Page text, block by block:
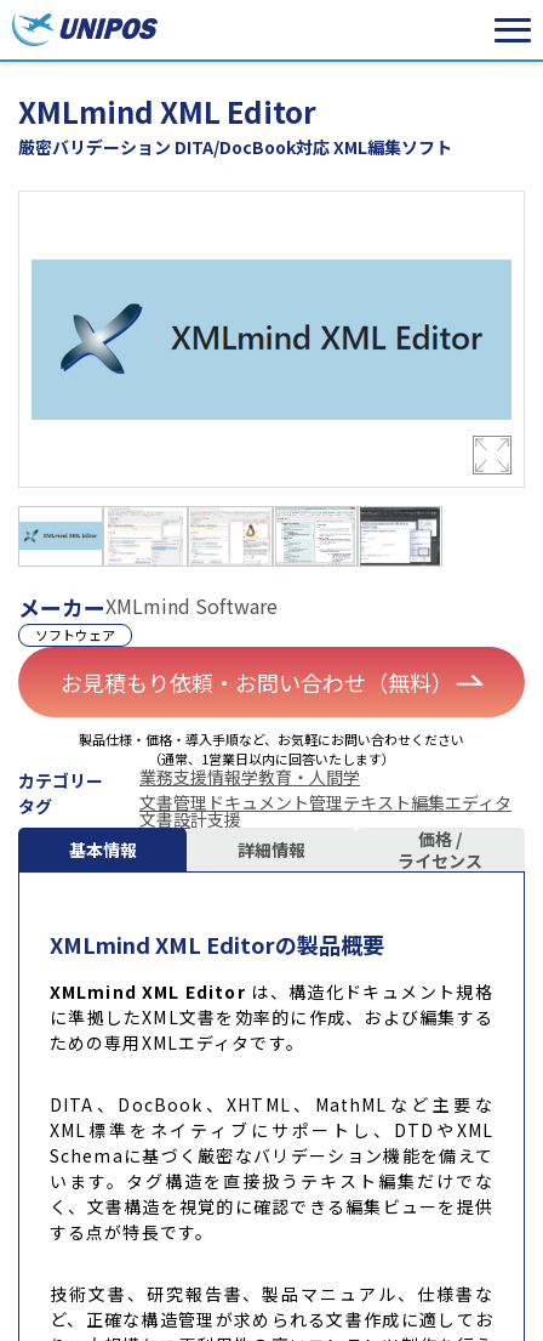
XMLmind XML Editor
厳密バリデーション DITA/DocBook対応 XML編集ソフト
メーカーXMLmind Software
ソフトウェア
お見積もり依頼・お問い合わせ（無料）
製品仕様・価格・導入手順など、お気軽にお問い合わせください
（通常、1営業日以内に回答いたします）
カテゴリー 業務支援情報学教育・人間学
タグ
文書管理 ドキュメント管理テキスト編集エディタ
文書設計支援
基本情報
詳細情報
価格 /
ライセンス
XMLmind XML Editorの製品概要
XMLmind XML Editor は、構造化ドキュメント規格
に準拠したXML文書を効率的に作成、および編集する
ための専用XMLエディタです。
DITA、DocBook、XHTML、MathMLなど主要な
XML標準をネイティブにサポートし、DTDやXML
Schemaに基づく厳密なバリデーション機能を備えて
います。タグ構造を直接扱うテキスト編集だけでな
く、文書構造を視覚的に確認できる編集ビューを提供
する点が特長です。
技術文書、研究報告書、製品マニュアル、仕様書な
ど、正確な構造管理が求められる文書作成に適してお